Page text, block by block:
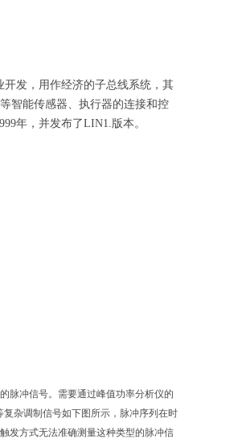
发，用作经济的子总线系统，其
智能传感器、执行器的连接和控
年，并发布了LIN1.版本。
脉冲信号。需要通过峰值功率分析仪的
杂调制信号如下图所示，脉冲序列在时
发方式无法准确测量这种类型的脉冲信